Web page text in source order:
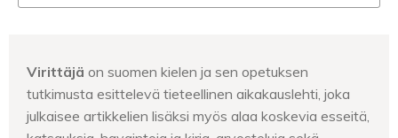
Virittäjä on suomen kielen ja sen opetuksen
tutkimusta esittelevä tieteellinen aikakauslehti, joka
julkaisee artikkelien lisäksi myös alaa koskevia esseitä,